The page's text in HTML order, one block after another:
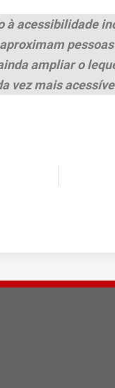
à acessibilidade
ampliar o
vez mais